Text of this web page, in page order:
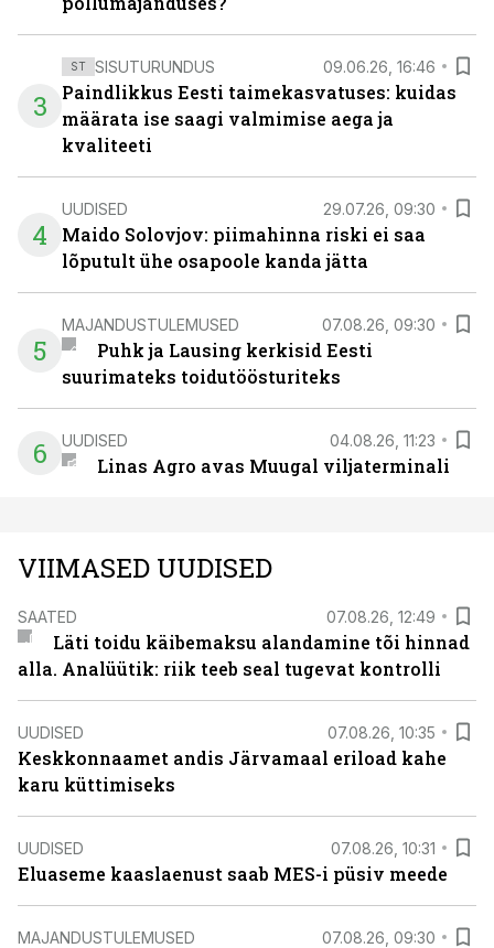
3
ST SISUTURUNDUS 09.06.26, 16:46
Paindlikkus Eesti taimekasvatuses: kuidas
määrata ise saagi valmimise aega ja
kvaliteeti
4
UUDISED 29.07.26, 09:30
Maido Solovjov: piimahinna riski ei saa
lõputult ühe osapoole kanda jätta
5
MAJANDUSTULEMUSED 07.08.26, 09:30
Puhk ja Lausing kerkisid Eesti
suurimateks toidutöösturiteks
6 UUDISED 04.08.26, 11:23
Linas Agro avas Muugal viljaterminali
VIIMASED UUDISED
SAATED 07.08.26, 12:49
Läti toidu käibemaksu alandamine tõi hinnad
alla. Analüütik: riik teeb seal tugevat kontrolli
UUDISED 07.08.26, 10:35
Keskkonnaamet andis Järvamaal eriload kahe
karu küttimiseks
UUDISED 07.08.26, 10:31
Eluaseme kaaslaenust saab MES-i püsiv meede
MAJANDUSTULEMUSED 07.08.26, 09:30